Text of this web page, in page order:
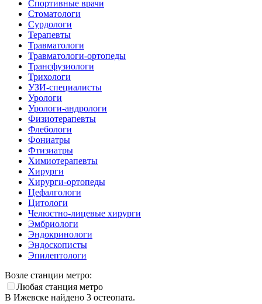
Спортивные врачи
Стоматологи
Сурдологи
Терапевты
Травматологи
Травматологи-ортопеды
Трансфузиологи
Трихологи
УЗИ-специалисты
Урологи
Урологи-андрологи
Физиотерапевты
Флебологи
Фониатры
Фтизиатры
Химиотерапевты
Хирурги
Хирурги-ортопеды
Цефалгологи
Цитологи
Челюстно-лицевые хирурги
Эмбриологи
Эндокринологи
Эндоскописты
Эпилептологи
Возле станции метро:
Любая станция метро
В Ижевске найдено 3 остеопата.